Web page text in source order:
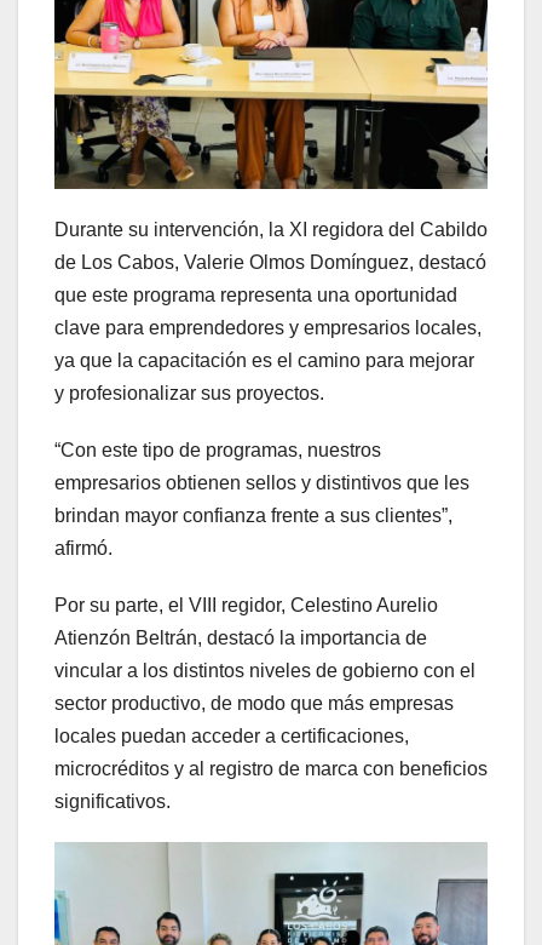
Durante su intervención, la XI regidora del Cabildo
de Los Cabos, Valerie Olmos Domínguez, destacó
que este programa representa una oportunidad
clave para emprendedores y empresarios locales,
ya que la capacitación es el camino para mejorar
y profesionalizar sus proyectos.
“Con este tipo de programas, nuestros
empresarios obtienen sellos y distintivos que les
brindan mayor confianza frente a sus clientes”,
afirmó.
Por su parte, el VIII regidor, Celestino Aurelio
Atienzón Beltrán, destacó la importancia de
vincular a los distintos niveles de gobierno con el
sector productivo, de modo que más empresas
locales puedan acceder a certificaciones,
microcréditos y al registro de marca con beneficios
significativos.